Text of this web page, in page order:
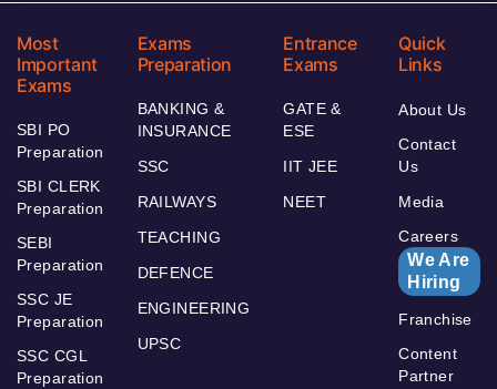
Most
Important
Exams
SBI PO
Preparation
SBI CLERK
Preparation
SEBI
Preparation
SSC JE
Preparation
SSC CGL
Preparation
Exams
Preparation
BANKING &
INSURANCE
SSC
RAILWAYS
TEACHING
DEFENCE
ENGINEERING
UPSC
Entrance
Exams
GATE &
ESE
IIT JEE
NEET
Quick
Links
About Us
Contact
Us
Media
Careers
We Are
Hiring
Franchise
Content
Partner